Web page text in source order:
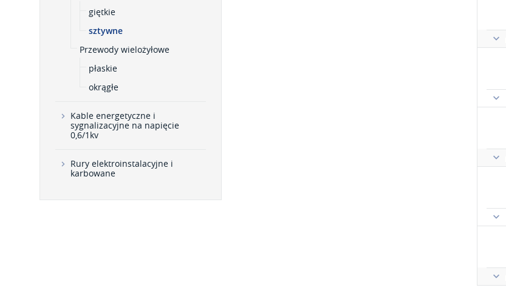
giętkie
sztywne
Przewody wielożyłowe
płaskie
okrągłe
Kable energetyczne i
sygnalizacyjne na napięcie
0,6/1kv
Rury elektroinstalacyjne i
karbowane